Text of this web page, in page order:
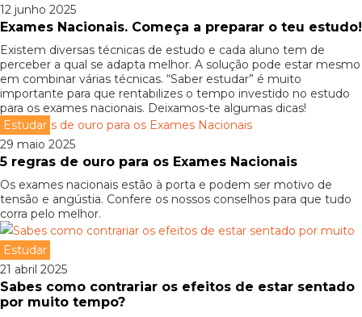
12 junho 2025
Exames Nacionais. Começa a preparar o teu estudo!
Existem diversas técnicas de estudo e cada aluno tem de
perceber a qual se adapta melhor. A solução pode estar mesmo
em combinar várias técnicas. “Saber estudar” é muito
importante para que rentabilizes o tempo investido no estudo
para os exames nacionais. Deixamos-te algumas dicas!
Estudar
29 maio 2025
5 regras de ouro para os Exames Nacionais
Os exames nacionais estão à porta e podem ser motivo de
tensão e angústia. Confere os nossos conselhos para que tudo
corra pelo melhor.
Estudar
21 abril 2025
Sabes como contrariar os efeitos de estar sentado
por muito tempo?